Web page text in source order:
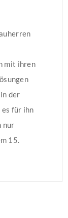
mit ihren
der
es für ihn
nur
15.